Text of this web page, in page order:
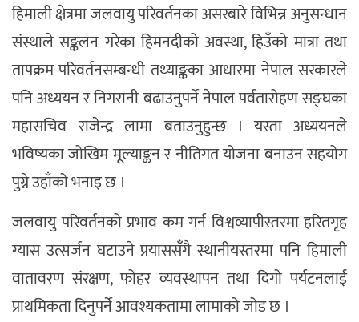
हिमाली क्षेत्रमा जलवायु परिवर्तनका असरबारे विभिन्न अनुसन्धान
संस्थाले सङ्कलन गरेका हिमनदीको अवस्था, हिउँको मात्रा तथा
तापक्रम परिवर्तनसम्बन्धी तथ्याङ्कका आधारमा नेपाल सरकारले
पनि अध्ययन र निगरानी बढाउनुपर्ने नेपाल पर्वतारोहण सङ्घका
महासचिव राजेन्द्र लामा बताउनुहुन्छ । यस्ता अध्ययनले
भविष्यका जोखिम मूल्याङ्कन र नीतिगत योजना बनाउन सहयोग
पुग्ने उहाँको भनाइ छ ।
जलवायु परिवर्तनको प्रभाव कम गर्न विश्वव्यापीस्तरमा हरितगृह
ग्यास उत्सर्जन घटाउने प्रयाससँगै स्थानीयस्तरमा पनि हिमाली
वातावरण संरक्षण, फोहर व्यवस्थापन तथा दिगो पर्यटनलाई
प्राथमिकता दिनुपर्ने आवश्यकतामा लामाको जोड छ ।